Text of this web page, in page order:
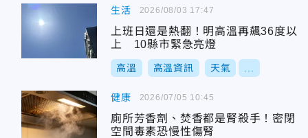
生活
上班日還是熱翻！明高溫再飆36度以
上 10縣市緊急亮燈
高溫 高溫資訊 天氣
2026/08/03 17:47
健康
廁所芳香劑、焚香都是腎殺手！密閉
空間毒素恐慢性傷腎
2026/07/05 10:45